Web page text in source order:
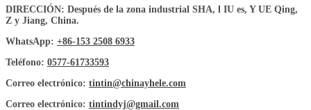
DIRECCIÓN: Después de la zona industrial SHA, l IU es, Y UE Qing,
Z y Jiang, China.
WhatsApp: +86-153 2508 6933
Teléfono: 0577-61733593
Correo electrónico: tintin@chinayhele.com
Correo electrónico: tintindyj@gmail.com